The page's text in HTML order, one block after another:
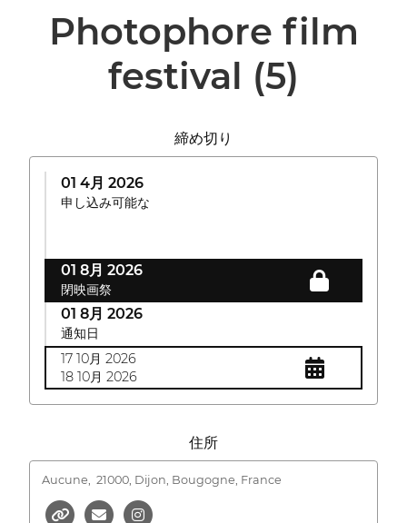
Photophore film
festival (5)
締め切り
01 4月 2026
申し込み可能な
01 8月 2026
閉映画祭
01 8月 2026
通知日
17 10月 2026
18 10月 2026
住所
Aucune, 21000, Dijon, Bougogne, France